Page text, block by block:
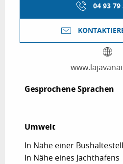
04 93 79
Gesprochene Sprachen
Gesprochene Sprachen
Umwelt
Umwelt
In Nähe einer
In Nähe eines Jachthafens